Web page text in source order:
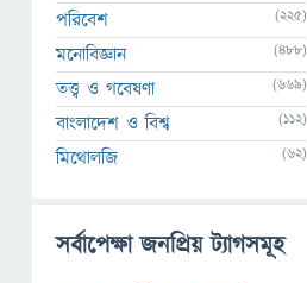
পরিবেশ (225)
মনোবিজ্ঞান (488)
তত্ত্ব ও গবেষণা (669)
বাংলাদেশ ও বিশ্ব (112)
মিথোলজি (62)
সর্বাপেক্ষা জনপ্রিয় ট্যাগসমূহ